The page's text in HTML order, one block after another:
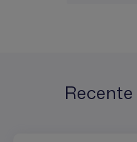
Recente